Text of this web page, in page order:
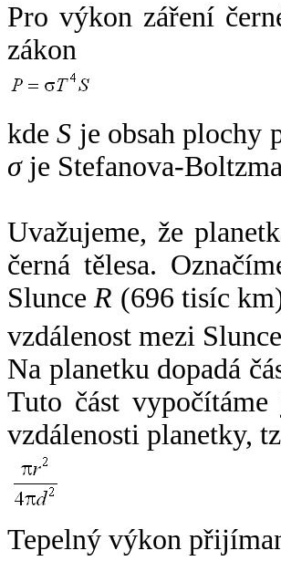
Pro výkon záření
zákon
kdeS je obsah plochy
σje Stefanova-
Uvažujeme, že
černá tělesa.
SlunceR (696 tisíc
vzdálenost mezi
Na planetku dopadá
Tuto část
vzdálenosti planetky,
Tepelný výkon